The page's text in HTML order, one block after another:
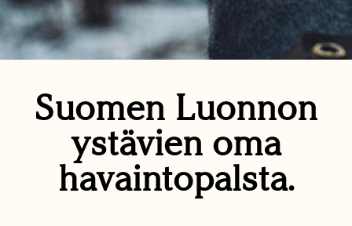
Suomen Luonnon
ystävien oma
havaintopalsta.